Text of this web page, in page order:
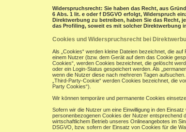
Widerspruchsrecht: Sie haben das Recht, aus
6 Abs. 1 lit. e oder f DSGVO erfolgt, Widerspruch
Direktwerbung zu betreiben, haben Sie das Recht,
das Profiling, soweit es mit solcher Direktwerbung
Cookies und Widerspruchsrecht bei
Als „Cookies“ werden kleine Dateien bezeichnet, die
einem Nutzer (bzw. dem Gerät auf dem das Cookie
Cookies“, werden Cookies bezeichnet, die gelöscht
oder ein Login-Status gespeichert werden. Als
wenn die Nutzer diese nach mehreren Tagen
„Third-Party-Cookie“ werden Cookies bezeichnet, die
Party Cookies“).
Wir können temporäre und permanente Cookies
Sofern wir die Nutzer um eine Einwilligung in den
personenbezogenen Cookies der Nutzer entsprechend
wirtschaftlichem Betrieb unseres Onlineangebotes im
DSGVO, bzw. sofern der Einsatz von Cookies für die